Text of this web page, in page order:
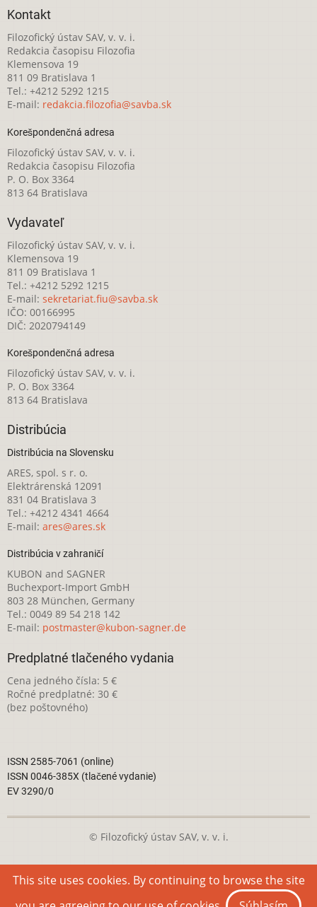
Kontakt
Filozofický ústav SAV, v. v. i.
Redakcia časopisu Filozofia
Klemensova 19
811 09 Bratislava 1
Tel.: +4212 5292 1215
E-mail: redakcia.filozofia@savba.sk
Korešpondenčná adresa
Filozofický ústav SAV, v. v. i.
Redakcia časopisu Filozofia
P. O. Box 3364
813 64 Bratislava
Vydavateľ
Filozofický ústav SAV, v. v. i.
Klemensova 19
811 09 Bratislava 1
Tel.: +4212 5292 1215
E-mail: sekretariat.fiu@savba.sk
IČO: 00166995
DIČ: 2020794149
Korešpondenčná adresa
Filozofický ústav SAV, v. v. i.
P. O. Box 3364
813 64 Bratislava
Distribúcia
Distribúcia na Slovensku
ARES, spol. s r. o.
Elektrárenská 12091
831 04 Bratislava 3
Tel.: +4212 4341 4664
E-mail: ares@ares.sk
Distribúcia v zahraničí
KUBON and SAGNER
Buchexport-Import GmbH
803 28 München, Germany
Tel.: 0049 89 54 218 142
E-mail: postmaster@kubon-sagner.de
Predplatné tlačeného vydania
Cena jedného čísla: 5 €
Ročné predplatné: 30 €
(bez poštovného)
ISSN 2585-7061 (online)
ISSN 0046-385X (tlačené vydanie)
EV 3290/0
© Filozofický ústav SAV, v. v. i.
Táto webová stránka je licencovaná podCreative Commons
Attribution-NonCommercial 4.0 International License
This site uses cookies. By continuing to browse the site